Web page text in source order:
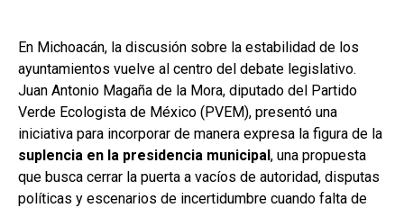
En Michoacán, la discusión sobre la estabilidad de los
ayuntamientos vuelve al centro del debate legislativo.
Juan Antonio Magaña de la Mora, diputado del Partido
Verde Ecologista de México (PVEM), presentó una
iniciativa para incorporar de manera expresa la figura de la
suplencia en la presidencia municipal, una propuesta
que busca cerrar la puerta a vacíos de autoridad, disputas
políticas y escenarios de incertidumbre cuando falta de